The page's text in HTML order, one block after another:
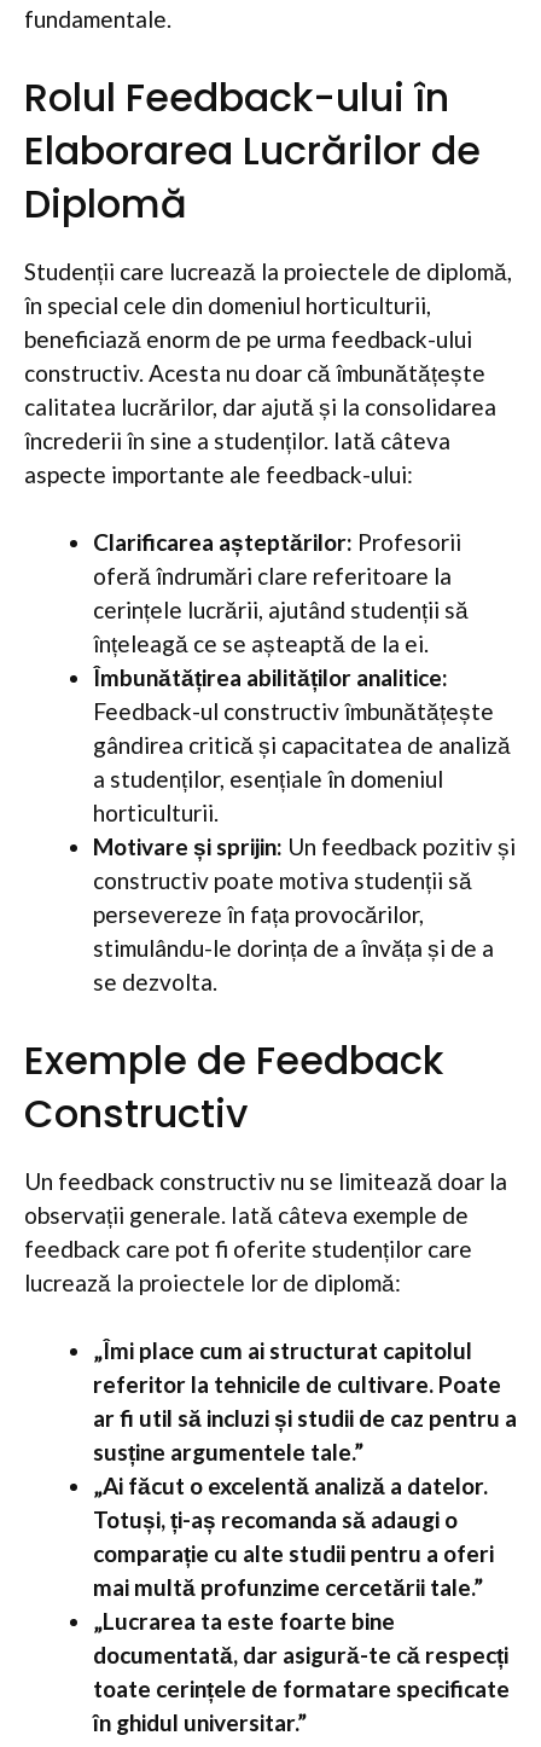
fundamentale.
Rolul Feedback-ului în
Elaborarea Lucrărilor de
Diplomă
Studenții care lucrează la proiectele de diplomă,
în special cele din domeniul horticulturii,
beneficiază enorm de pe urma feedback-ului
constructiv. Acesta nu doar că îmbunătățește
calitatea lucrărilor, dar ajută și la consolidarea
încrederii în sine a studenților. Iată câteva
aspecte importante ale feedback-ului:
Clarificarea așteptărilor: Profesorii
oferă îndrumări clare referitoare la
cerințele lucrării, ajutând studenții să
înțeleagă ce se așteaptă de la ei.
Îmbunătățirea abilităților analitice:
Feedback-ul constructiv îmbunătățește
gândirea critică și capacitatea de analiză
a studenților, esențiale în domeniul
horticulturii.
Motivare și sprijin: Un feedback pozitiv și
constructiv poate motiva studenții să
persevereze în fața provocărilor,
stimulându-le dorința de a învăța și de a
se dezvolta.
Exemple de Feedback
Constructiv
Un feedback constructiv nu se limitează doar la
observații generale. Iată câteva exemple de
feedback care pot fi oferite studenților care
lucrează la proiectele lor de diplomă:
„Îmi place cum ai structurat capitolul
referitor la tehnicile de cultivare. Poate
ar fi util să incluzi și studii de caz pentru a
susține argumentele tale.”
„Ai făcut o excelentă analiză a datelor.
Totuși, ți-aș recomanda să adaugi o
comparație cu alte studii pentru a oferi
mai multă profunzime cercetării tale.”
„Lucrarea ta este foarte bine
documentată, dar asigură-te că respecți
toate cerințele de formatare specificate
în ghidul universitar.”